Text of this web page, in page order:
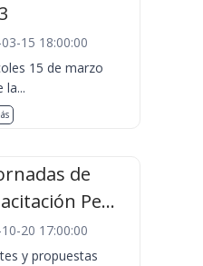
15 18:00:00
15 de marzo
la...
de
Pe...
20 17:00:00
y propuestas